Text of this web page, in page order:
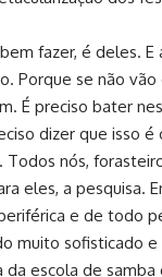
fazer, é deles.
Porque se não vão
É preciso bater
dizer que isso
nós,
eles, a pesquisa.
e de todo
muito sofisticado
da escola de samba